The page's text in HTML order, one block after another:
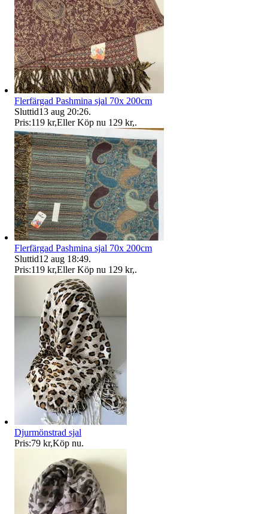
Flerfärgad Pashmina sjal 70x 200cm
Sluttid13 aug 20:26.
Pris:119 kr,Eller Köp nu 129 kr,.
Flerfärgad Pashmina sjal 70x 200cm
Sluttid12 aug 18:49.
Pris:119 kr,Eller Köp nu 129 kr,.
Djurmönstrad sjal
Pris:79 kr,Köp nu.